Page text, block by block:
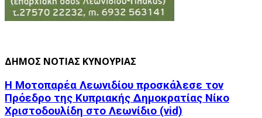
ΔΗΜΟΣ ΝΟΤΙΑΣ ΚΥΝΟΥΡΙΑΣ
Η Μοτοπαρέα Λεωνιδίου προσκάλεσε τον
Πρόεδρο της Κυπριακής Δημοκρατίας Νίκο
Χριστοδουλίδη στο Λεωνίδιο (vid)